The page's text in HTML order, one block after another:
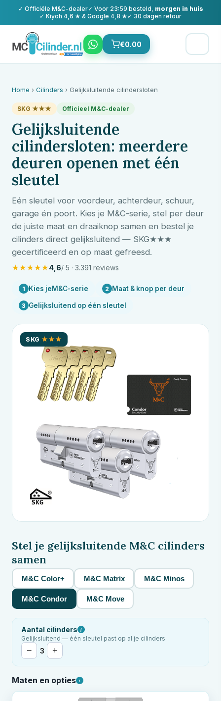
✓ Officiële M&C-dealer✓ Voor 23:59 besteld, morgen in huis
✓ Kiyoh 4,6 ★ & Google 4,8 ★ ✓ 30 dagen retour
€0.00
Home › Cilinders › Gelijksluitende cilindersloten
SKG ★★★ Officieel M&C-dealer
Gelijksluitende
cilindersloten: meerdere
deuren openen met één
sleutel
Eén sleutel voor voordeur, achterdeur, schuur,
garage én poort. Kies je M&C-serie, stel per deur
de juiste maat en draaiknop samen en bestel je
cilinders direct gelijksluitend — SKG★★★
gecertificeerd en op maat gefreesd.
★★★★★4,6/ 5 · 3.391 reviews
1 Kies jeM&C-serie 2 Maat & knop per deur
3 Gelijksluitend op één sleutel
SKG ★★★
Stel je gelijksluitende M&C cilinders
samen
M&C Color+ M&C Matrix M&C Minos
M&C Condor M&C Move
Aantal cilinders i
Gelijksluitend — één sleutel past op al je cilinders
− 3 +
Maten en opties i